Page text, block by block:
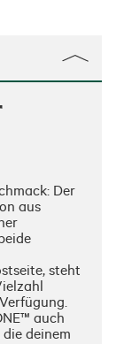
Der
aus
steht
auch
deinem